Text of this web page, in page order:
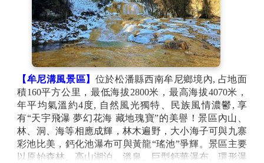
動，宜少飲酒，多食蔬菜、水果，以防高山反應，年老體弱或平日有
服藥者，請備好常用藥品。
2.景間日照強，紫外線高，戶外活動請戴上太陽眼鏡，防曬油以保護
皮膚。另因海拔高，溫差大請帶好禦寒藥物。
3.九寨溝海拔約3000米，屬高原濕潤氣候，山頂終年積雪。春天氣溫
較低且變化較大，平均氣溫多在9℃至18℃之間，4月前有凍土及殘
雪，建議不論何時前往都需備厚外套和防滑鞋；夏天氣溫回升較快且
穩定，平均氣溫在19℃至22℃，夜晚較涼，宜備薄毛衣；秋季天高氣
爽、氣候宜人，氣溫多在7℃至18℃，晝夜溫差較大，到了夜晚就得
穿毛衣甚至防寒服了，冬季較寒冷，氣溫多在0℃以下。
【牟尼溝風景區】 位於松潘縣西南牟尼鄉境內, 占地面
積160平方公里，最低海拔2800米，最高海拔4070米，
年平均氣溫約4度, 自然風光獨特、民族風情濃鬱, 享
有“天宇飛瀑 夢幻花海 藏地瑰寶”的美譽！景區內山、
林、洞、海等相應成輝，林木遍野，大小海子可與九寨
彩池比美，鈣化池瀑布可與黃龍“瑤池”爭輝。景區主要
以原始森林、高山湖泊、溫泉、巨型鈣華瀑布、環形瀑